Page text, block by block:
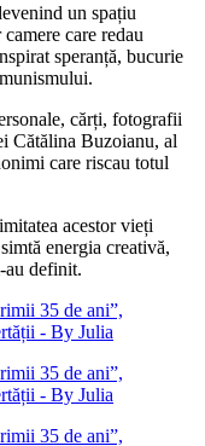
un spațiu
care redau
speranță, bucurie
cărți, fotografii
Cătălina Buzoianu, al
care riscau totul
acestor vieți
energia creativă,
au definit.